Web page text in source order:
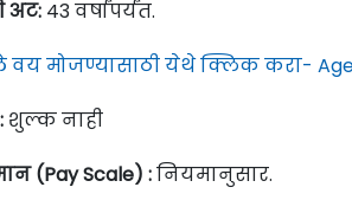
अट: 43 वर्षांपर्यंत.
मोजण्यासाठी येथे क्लिक करा-
शुल्क नाही
(Pay Scale) :नियमानुसार.